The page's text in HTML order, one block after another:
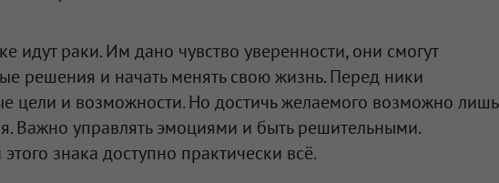
идут раки. Им дано чувство уверенности, они смогут
решения и начать менять свою жизнь. Перед ники
цели и возможности. Но достичь желаемого возможно лишь
Важно управлять эмоциями и быть решительными.
знака доступно практически всё.